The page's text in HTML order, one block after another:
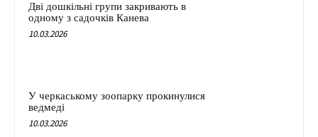
Дві дошкільні групи закривають в
одному з садочків Канева
10.03.2026
У черкаському зоопарку прокинулися
ведмеді
10.03.2026